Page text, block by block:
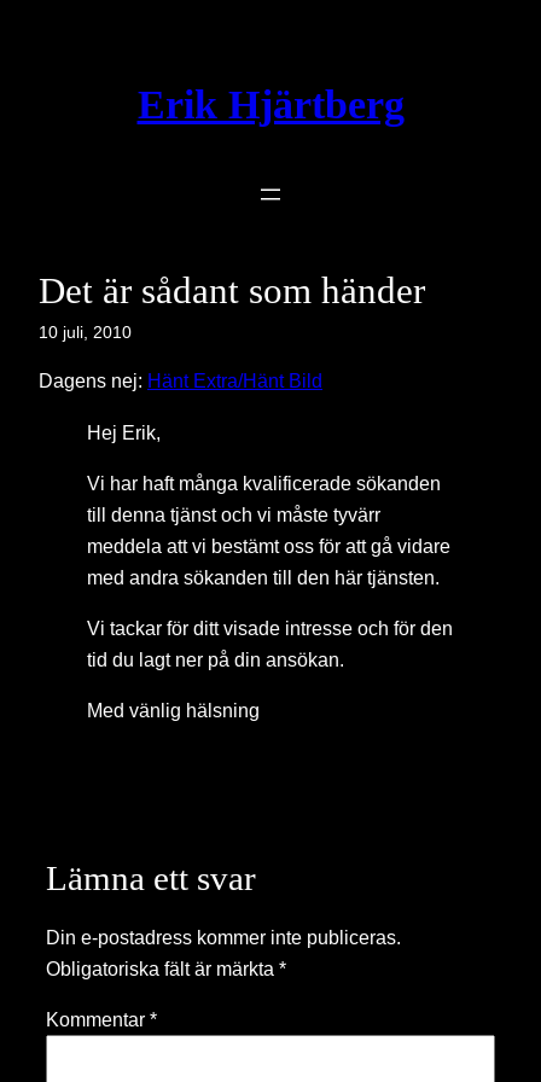
Erik Hjärtberg
Det är sådant som händer
10 juli, 2010
Dagens nej: Hänt Extra/Hänt Bild
Hej Erik,
Vi har haft många kvalificerade sökanden
till denna tjänst och vi måste tyvärr
meddela att vi bestämt oss för att gå vidare
med andra sökanden till den här tjänsten.
Vi tackar för ditt visade intresse och för den
tid du lagt ner på din ansökan.
Med vänlig hälsning
Lämna ett svar
Din e-postadress kommer inte publiceras.
Obligatoriska fält är märkta *
Kommentar *